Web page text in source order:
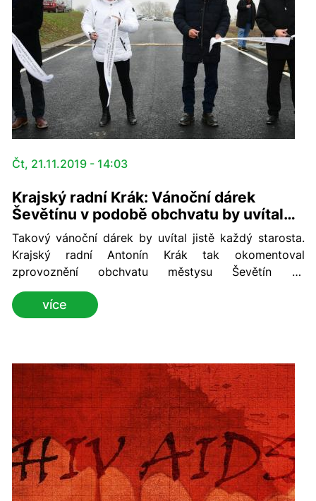
Čt, 21.11.2019 - 14:03
Krajský radní Krák: Vánoční dárek
Ševětínu v podobě obchvatu by uvítal
každý starosta
Takový vánoční dárek by uvítal jistě každý starosta.
Krajský radní Antonín Krák tak okomentoval
zprovoznění obchvatu městysu Ševětín na
Českobudějovicku pro nákladní vozidla.
více